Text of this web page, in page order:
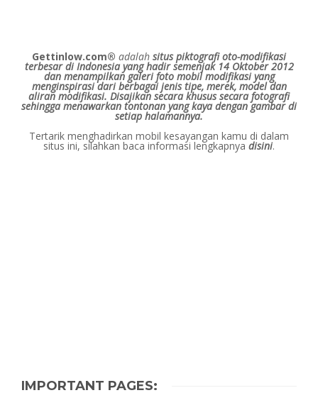
Gettinlow.com® adalah situs piktografi oto-modifikasi
terbesar di Indonesia yang hadir semenjak 14 Oktober 2012
dan menampilkan galeri foto mobil modifikasi yang
menginspirasi dari berbagai jenis tipe, merek, model dan
aliran modifikasi. Disajikan secara khusus secara fotografi
sehingga menawarkan tontonan yang kaya dengan gambar di
setiap halamannya.
Tertarik menghadirkan mobil kesayangan kamu di dalam
situs ini, silahkan baca informasi lengkapnya disini.
IMPORTANT PAGES: